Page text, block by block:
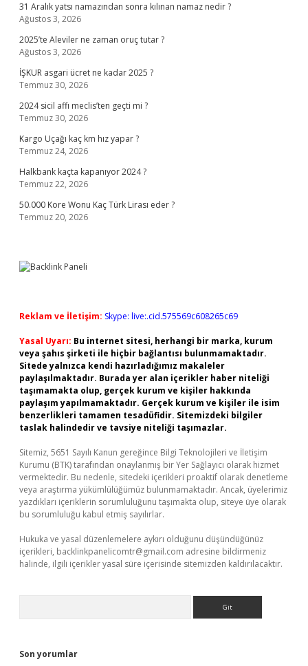
31 Aralık yatsı namazından sonra kılınan namaz nedir ?
Ağustos 3, 2026
2025’te Aleviler ne zaman oruç tutar ?
Ağustos 3, 2026
İŞKUR asgari ücret ne kadar 2025 ?
Temmuz 30, 2026
2024 sicil affı meclis’ten geçti mi ?
Temmuz 30, 2026
Kargo Uçağı kaç km hız yapar ?
Temmuz 24, 2026
Halkbank kaçta kapanıyor 2024 ?
Temmuz 22, 2026
50.000 Kore Wonu Kaç Türk Lirası eder ?
Temmuz 20, 2026
Reklam ve İletişim: Skype: live:.cid.575569c608265c69
Yasal Uyarı: Bu internet sitesi, herhangi bir marka, kurum
veya şahıs şirketi ile hiçbir bağlantısı bulunmamaktadır.
Sitede yalnızca kendi hazırladığımız makaleler
paylaşılmaktadır. Burada yer alan içerikler haber niteliği
taşımamakta olup, gerçek kurum ve kişiler hakkında
paylaşım yapılmamaktadır. Gerçek kurum ve kişiler ile isim
benzerlikleri tamamen tesadüfidir. Sitemizdeki bilgiler
taslak halindedir ve tavsiye niteliği taşımazlar.
Sitemiz, 5651 Sayılı Kanun gereğince Bilgi Teknolojileri ve İletişim
Kurumu (BTK) tarafından onaylanmış bir Yer Sağlayıcı olarak hizmet
vermektedir. Bu nedenle, sitedeki içerikleri proaktif olarak denetleme
veya araştırma yükümlülüğümüz bulunmamaktadır. Ancak, üyelerimiz
yazdıkları içeriklerin sorumluluğunu taşımakta olup, siteye üye olarak
bu sorumluluğu kabul etmiş sayılırlar.
Hukuka ve yasal düzenlemelere aykırı olduğunu düşündüğünüz
içerikleri, backlinkpanelicomtr@gmail.com adresine bildirmeniz
halinde, ilgili içerikler yasal süre içerisinde sitemizden kaldırılacaktır.
Son yorumlar